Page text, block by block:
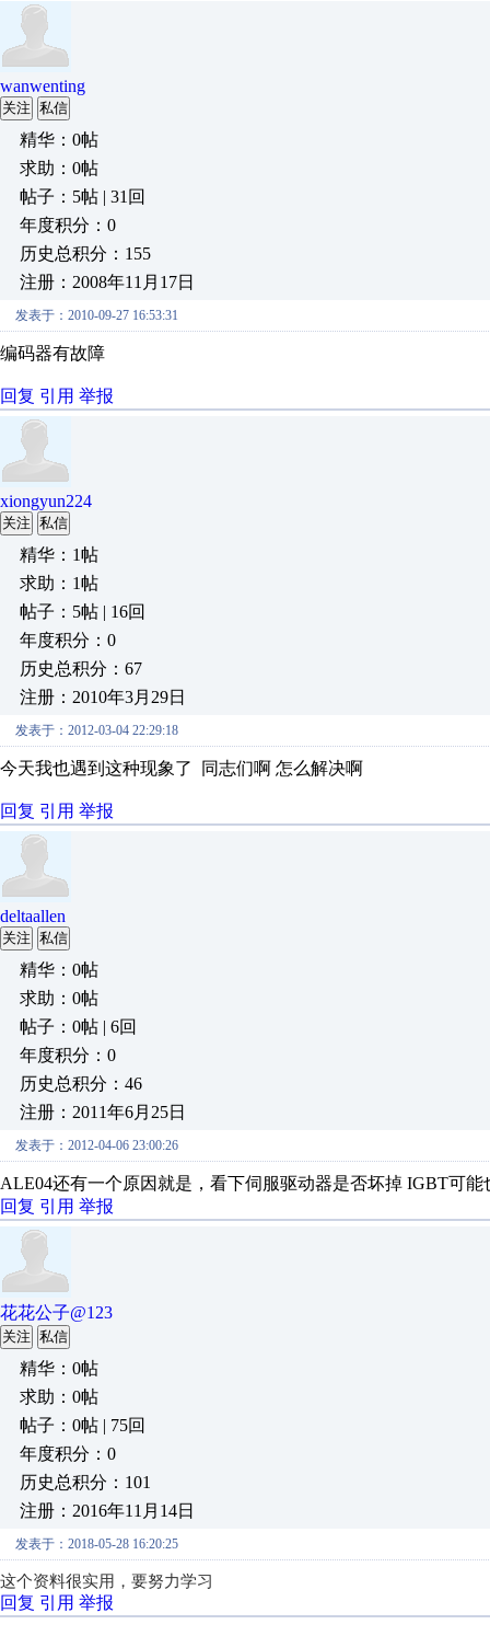
wanwenting
关注 私信
精华：0帖
求助：0帖
帖子：5帖 | 31回
年度积分：0
历史总积分：155
注册：2008年11月17日
发表于：2010-09-27 16:53:31
编码器有故障
回复 引用 举报
xiongyun224
关注 私信
精华：1帖
求助：1帖
帖子：5帖 | 16回
年度积分：0
历史总积分：67
注册：2010年3月29日
发表于：2012-03-04 22:29:18
今天我也遇到这种现象了 同志们啊 怎么解决啊
回复 引用 举报
deltaallen
关注 私信
精华：0帖
求助：0帖
帖子：0帖 | 6回
年度积分：0
历史总积分：46
注册：2011年6月25日
发表于：2012-04-06 23:00:26
ALE04还有一个原因就是，看下伺服驱动器是否坏掉 IGBT可能
回复 引用 举报
花花公子@123
关注 私信
精华：0帖
求助：0帖
帖子：0帖 | 75回
年度积分：0
历史总积分：101
注册：2016年11月14日
发表于：2018-05-28 16:20:25
这个资料很实用，要努力学习
回复 引用 举报